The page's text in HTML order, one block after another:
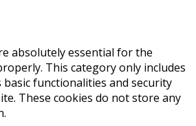
absolutely essential for the
This category only includes
functionalities and security
These cookies do not store any